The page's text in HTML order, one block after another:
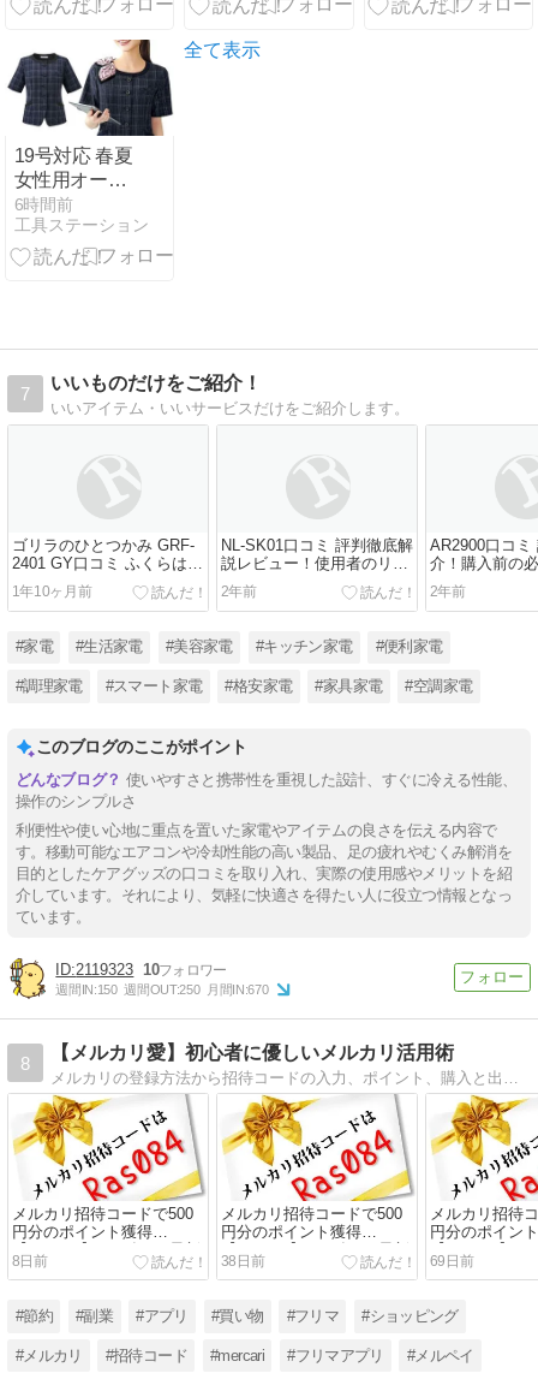
析！抜け毛掃
除の負担を減
らすリアルな
評判
19号対応 春夏
女性用オーバ
ーブラウスの
詳細レビュー
6時間前
工具ステーション
全て表示
7
いいものだけをご紹介！
いいアイテム・いいサービスだけをご紹介します。
ゴリラのひとつかみ GRF-
2401 GY口コミ ふくらはぎ
ケアでリラックス効果は抜
群？評価レビュー
1年10ヶ月前
NL-SK01口コミ 評判徹底解
説レビュー！使用者のリア
ルな声を紹介
2年前
AR2900口コミ
介！購入前の
2年前
#家電 #生活家電 #美容家電 #キッチン家電 #便利家電
#調理家電 #スマート家電 #格安家電 #家具家電 #空調家電
このブログのここがポイント
使いやすさと携帯性を重視した設計、すぐに冷える性能、
操作のシンプルさ
利便性や使い心地に重点を置いた家電やアイテムの良さを伝える内容で
す。移動可能なエアコンや冷却性能の高い製品、足の疲れやむくみ解消を
目的としたケアグッズの口コミを取り入れ、実際の使用感やメリットを紹
介しています。それにより、気軽に快適さを得たい人に役立つ情報となっ
ています。
2119323 10
週間IN:150 週間OUT:250 月間IN:670
8
【メルカリ愛】初心者に優しいメルカリ活用術
メルカリ招待コードで500
円分のポイント獲得
【Ras084】2026年8月最新
版
8日前
メルカリ招待コードで500
円分のポイント獲得
【Ras084】2026年7月最新
版
38日前
メルカリ招待
円分のポイン
【Ras084】
版
69日前
#節約 #副業 #アプリ #買い物 #フリマ #ショッピング
#メルカリ #招待コード #mercari #フリマアプリ #メルペイ